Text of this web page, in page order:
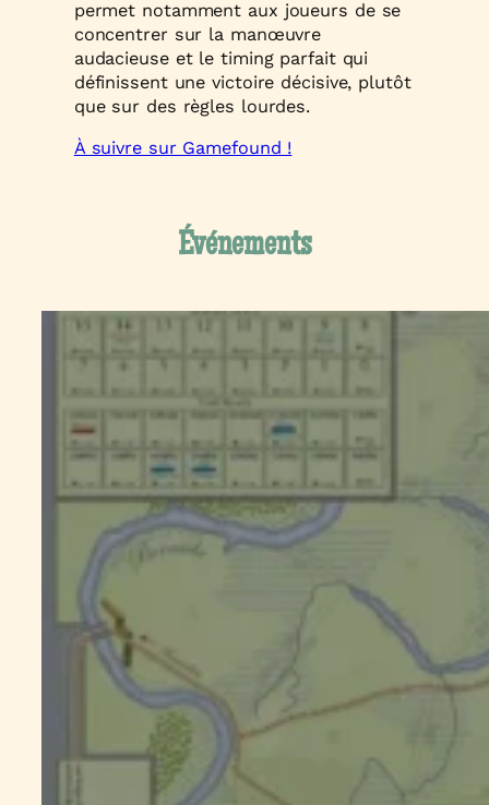
permet notamment aux joueurs de se
concentrer sur la manœuvre
audacieuse et le timing parfait qui
définissent une victoire décisive, plutôt
que sur des règles lourdes.
À suivre sur Gamefound !
Événements